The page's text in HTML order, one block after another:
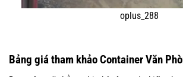
oplus_288
Bảng giá tham khảo Container Văn